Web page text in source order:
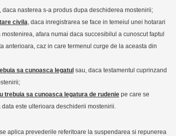
daca nasterea s-a produs dupa deschiderea mostenirii;
civila , daca inregistrarea se face in temeiul unei hotarari
afara numai daca succesibilul a cunoscut faptul
anterioara, caz in care termenul curge de la aceasta din
sa cunoasca legatulsau, daca testamentul cuprinzand
trebuia sa cunoasca legatura de rudeniepe care se
este ulterioara deschiderii mostenirii.
aplica prevederile referitoare la suspendarea si repunerea